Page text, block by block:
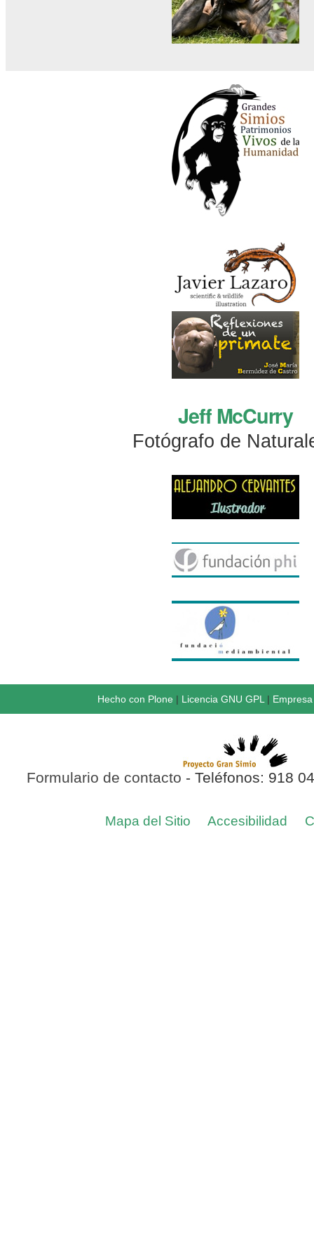
Jeff McCurry
Fotógrafo de
Hecho con Plone| Licencia GNU GPL|
Formulario de contacto - Teléfonos: 918
Mapa del Sitio Accesibilidad